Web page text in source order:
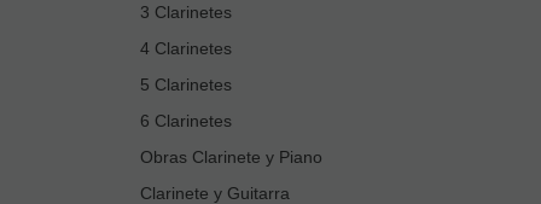
3 Clarinetes
4 Clarinetes
5 Clarinetes
6 Clarinetes
Obras Clarinete y Piano
Clarinete y Guitarra